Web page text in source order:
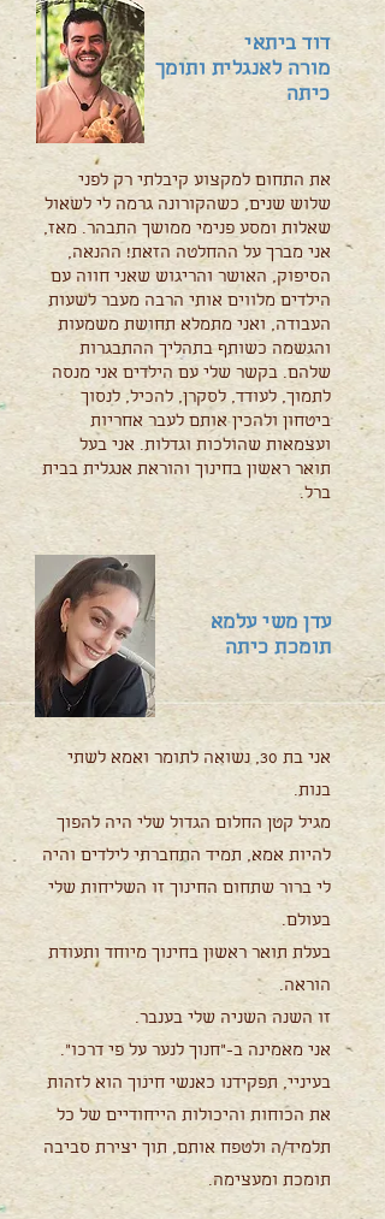
דוד ביתאי
מורה לאנגלית ותומך
כיתה
את התחום למקצוע קיבלתי רק לפני
שלוש שנים, כשהקורונה גרמה לי לשאול
שאלות ומסע פנימי ממושך התבהר. מאז,
אני מברך על ההחלטה הזאת! ההנאה,
הסיפוק, האושר והריגוש שאני חווה עם
הילדים מלווים אותי הרבה מעבר לשעות
העבודה, ואני מתמלא תחושת משמעות
והגשמה כשותף בתהליך ההתבגרות
שלהם. בקשר שלי עם הילדים אני מנסה
לתמוך, לעודד, לסקרן, להכיל, לנסוך
ביטחון ולהכין אותם לעבר אחריות
ועצמאות שהולכות וגדלות. אני בעל
תואר ראשון בחינוך והוראת אנגלית בבית
ברל.
עדן משי עלמא
תומכת כיתה
אני בת 30, נשואה לתומר ואמא לשתי
בנות.
מגיל קטן החלום הגדול שלי היה להפוך
להיות אמא, תמיד התחברתי לילדים והיה
לי ברור שתחום החינוך זו השליחות שלי
בעולם.
בעלת תואר ראשון בחינוך מיוחד ותעודת
הוראה.
זו השנה השניה שלי בענבר.
אני מאמינה ב-"חנוך לנער על פי דרכו".
בעיניי, תפקידנו כאנשי חינוך הוא לזהות
את הכוחות והיכולות הייחודיים של כל
תלמיד/ה ולטפח אותם, תוך יצירת סביבה
תומכת ומעצימה.